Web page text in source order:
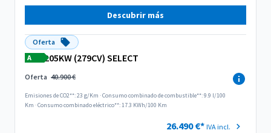
Descubrir más
Oferta
A
205KW (279CV) SELECT
Oferta 40.900 €
Emisiones de CO2**: 23 g/Km ·Consumo combinado de combustible**: 9.9 l/100
Km ·Consumo combinado eléctrico**: 17.3 KWh/100 Km
26.490 €* IVA incl.